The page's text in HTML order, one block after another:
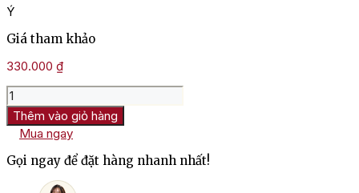
Ý
Giá tham khảo
330.000 ₫
Rượu
Vang
Ý
Forcola
Chardonnay
số
Thêm vào giỏ hàng
Mua ngay
Gọi ngay để đặt hàng nhanh nhất!